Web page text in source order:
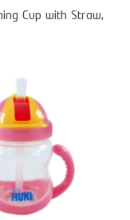
Cup with Straw,